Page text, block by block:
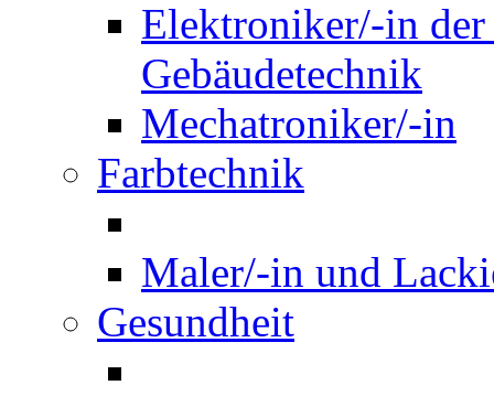
Elektroniker/-in
Gebäudetechnik
Mechatroniker/-in
Farbtechnik
Maler/-in und
Gesundheit